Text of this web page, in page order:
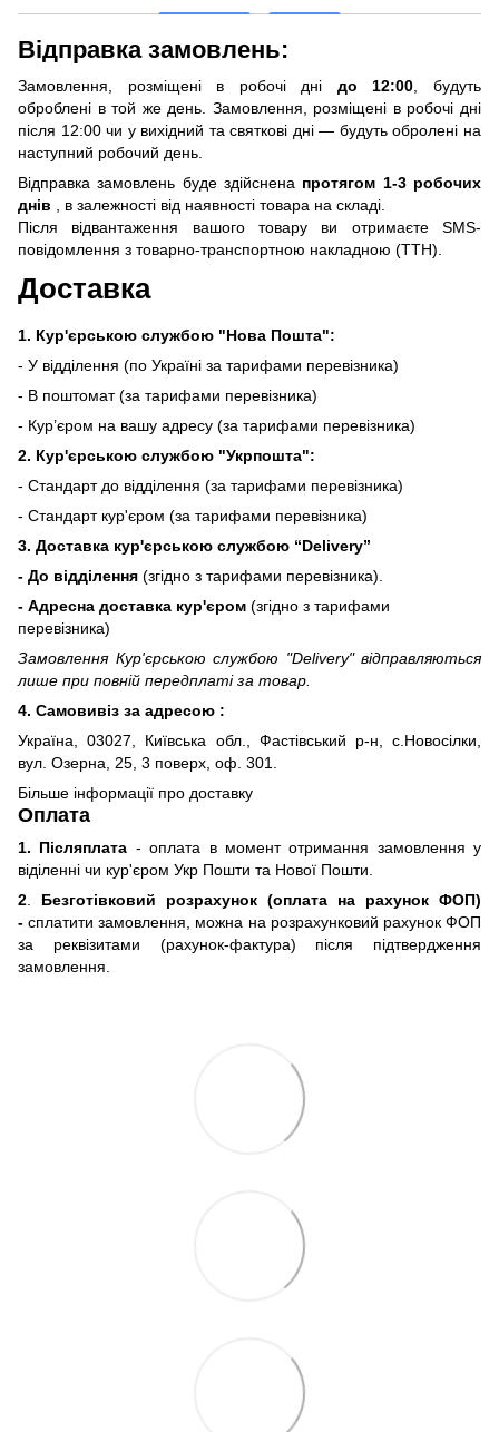
Відправка замовлень:
Замовлення, розміщені в робочі дні до 12:00 , будуть
оброблені в той же день. Замовлення, розміщені в робочі дні
після 12:00 чи у вихідний та святкові дні — будуть обролені на
наступний робочий день.
Відправка замовлень буде здійснена протягом 1-3 робочих
днів , в залежності від наявності товара на складі.
Після відвантаження вашого товару ви отримаєте SMS-
повідомлення з товарно-транспортною накладною (ТТН).
Доставка
1. Кур'єрською службою "Нова Пошта":
- У відділення (по Україні за тарифами перевізника)
- В поштомат (за тарифами перевізника)
- Кур’єром на вашу адресу (за тарифами перевізника)
2. Кур'єрською службою "Укрпошта":
- Стандарт до відділення (за тарифами перевізника)
- Стандарт кур'єром (за тарифами перевізника)
3. Доставка кур'єрською службою “Delivery”
- До відділення (згідно з тарифами перевізника).
- Адресна доставка кур'єром (згідно з тарифами
перевізника)
Замовлення Кур'єрською службою "Delivery" відправляються
лише при повній передплаті за товар.
4. Самовивіз за адресою :
Україна, 03027, Київська обл., Фастівський р-н, с.Новосілки,
вул. Озерна, 25, 3 поверх, оф. 301.
Більше інформації про доставку
Оплата
1. Післяплата - оплата в момент отримання замовлення у
віділенні чи кур'єром Укр Пошти та Нової Пошти.
2
Безготівковий розрахунок (оплата на рахунок ФОП)
-сплатити замовлення, можна на розрахунковий рахунок ФОП
за реквізитами (рахунок-фактура) після підтвердження
замовлення.